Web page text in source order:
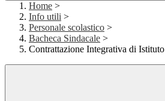
Home >
Info utili >
Personale scolastico >
Bacheca Sindacale >
Contrattazione Integrativa di Istituto